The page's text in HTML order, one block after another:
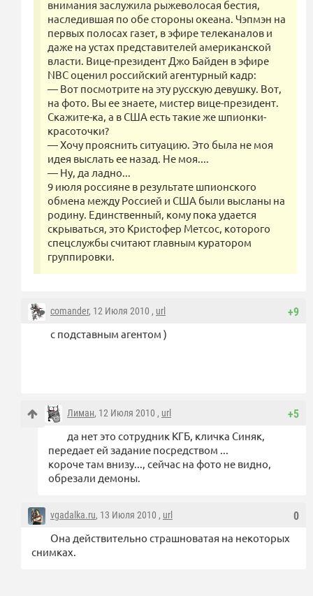
внимания заслужила рыжеволосая бестия,
наследившая по обе стороны океана. Чэпмэн на
первых полосах газет, в эфире телеканалов и
даже на устах представителей американской
власти. Вице-президент Джо Байден в эфире
NBC оценил российский агентурный кадр:
— Вот посмотрите на эту русскую девушку. Вот,
на фото. Вы ее знаете, мистер вице-президент.
Скажите-ка, а в США есть такие же шпионки-
красоточки?
— Хочу прояснить ситуацию. Это была не моя
идея выслать ее назад. Не моя....
— Ну, да ладно...
9 июля россияне в результате шпионского
обмена между Россией и США были высланы на
родину. Единственный, кому пока удается
скрываться, это Кристофер Метсос, которого
спецслужбы считают главным куратором
группировки.
+9
comander, 12 Июля 2010 , url
с подставным агентом )
+5
Лиман, 12 Июля 2010 , url
да нет это сотрудник КГБ, кличка Синяк,
передает ей задание посредством ...
короче там внизу..., сейчас на фото не видно,
обрезали демоны.
0
vgadalka.ru, 13 Июля 2010 , url
Она действительно страшноватая на некоторых
снимках.